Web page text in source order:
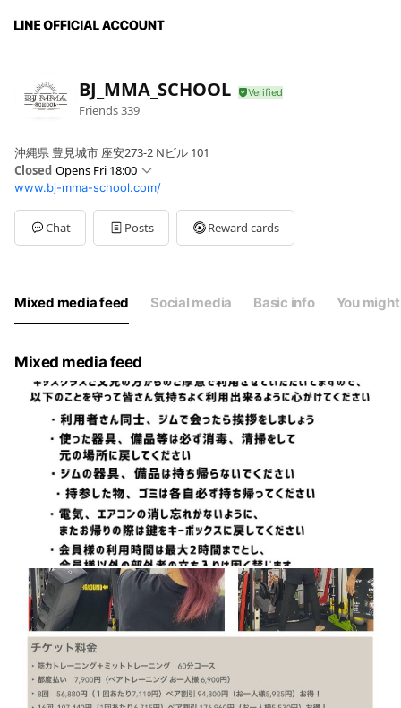
BJ_MMA_SCHOOL
Friends339
沖縄県 豊見城市 座安273-2 Nビル 101
Closed Opens Fri 18:00
Sun00:00 - 00:00,00:00 - 00:00
Mon18:00 - 22:00
Tue18:00 - 22:30
Wed18:00 - 22:30
Sat
19:30 - 21:00
日＆祝日は休館。
www.bj-mma-school.com/
Chat Posts Reward cards
Mixed media feed Social media Basic info You
Mixed media feed